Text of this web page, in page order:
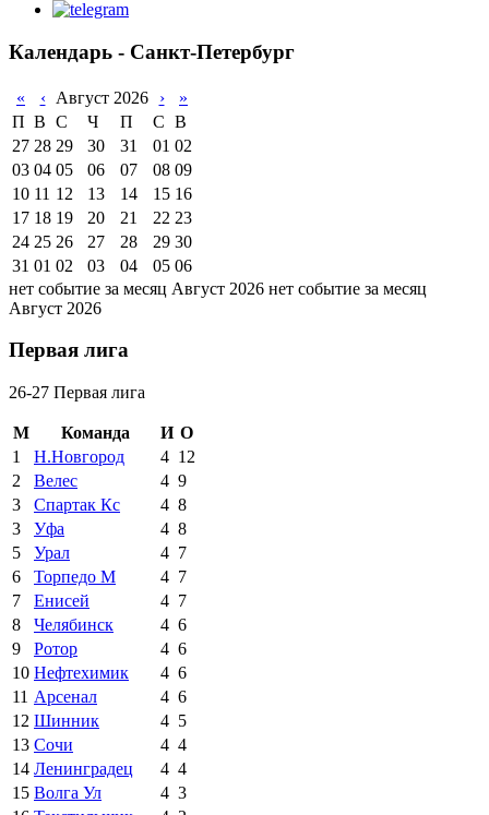
Календарь - Санкт-Петербург
« ‹ Август 2026 ›
»
П В С Ч П С В
27 28 29 30 31 01 02
03 04 05 06 07 08 09
10 11 12 13 14 15 16
17 18 19 20 21 22 23
24 25 26 27 28 29 30
31 01 02 03 04 05 06
нет событие за месяц Август 2026 нет событие за месяц
Август 2026
Первая лига
26-27 Первая лига
М Команда И О
1
Н.Новгород 4 12
2
Велес 4 9
3
Спартак Кс 4 8
3
Уфа 4 8
5
Урал 4 7
6
Торпедо М 4 7
7
Енисей 4 7
8
Челябинск 4 6
9
Ротор 4 6
10 Нефтехимик 4 6
11 Арсенал 4 6
12 Шинник 4 5
13 Сочи 4 4
14 Ленинградец 4 4
15 Волга Ул 4 3